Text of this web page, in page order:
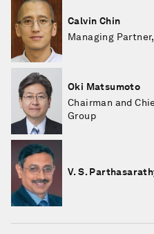
Calvin Chin
Managing Partner,
Oki Matsumoto
Chairman and
Group
V. S.